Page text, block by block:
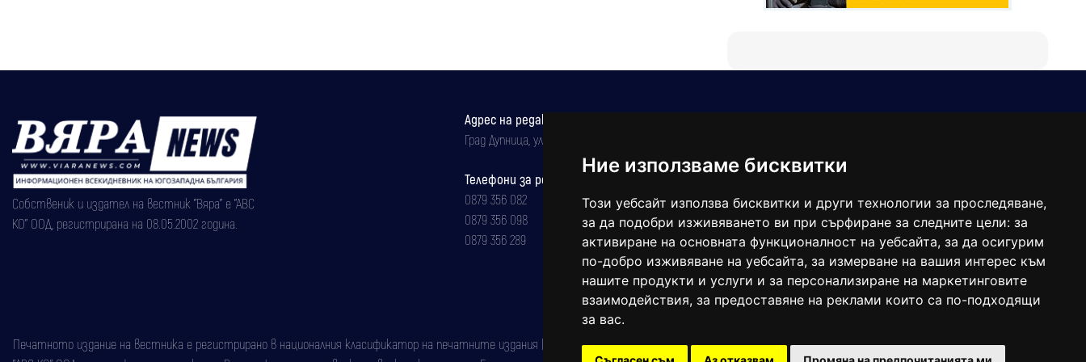
Ние използваме бисквитки
Този уебсайт използва бисквитки и други технологии за проследяване,
за да подобри изживяването ви при сърфиране за следните цели: за
активиране на основната функционалност на уебсайта, за да осигурим
по-добро изживяване на уебсайта, за измерване на вашия интерес към
нашите продукти и услуги и за персонализиране на маркетинговите
взаимодействия, за предоставяне на реклами които са по-подходящи
за вас.
Собственик и издател на вестник "Вяра" е "АВС
КО" ООД, регистрирана на 08.05.2002 година.
Адрес на редакцията
Град Дупница, ул.''Христо Ботев" 43
Телефони за реклама и абонаменти
0879 356 082
0879 356 098
0879 356 289
balgarkanews@gmail.com
Печатното издание на вестника е регистрирано в националния класификатор на печатните издания (Българска национална агенция за ISSN) под номер: ISSN 1312-4722.